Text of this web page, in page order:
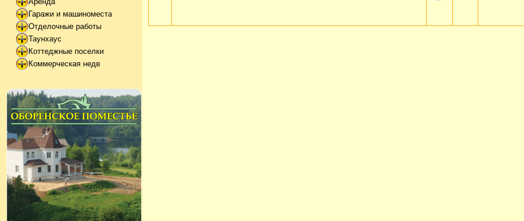
Гаражи и машиноместа
Отделочные работы
Таунхаус
Коттеджные поселки
Коммерческая недв